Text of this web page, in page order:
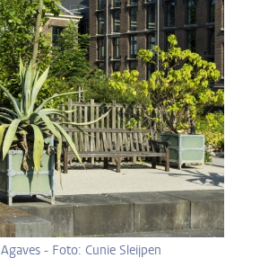
- Foto: Cunie Sleijpen